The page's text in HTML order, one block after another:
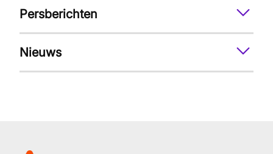
Persberichten
Nieuws